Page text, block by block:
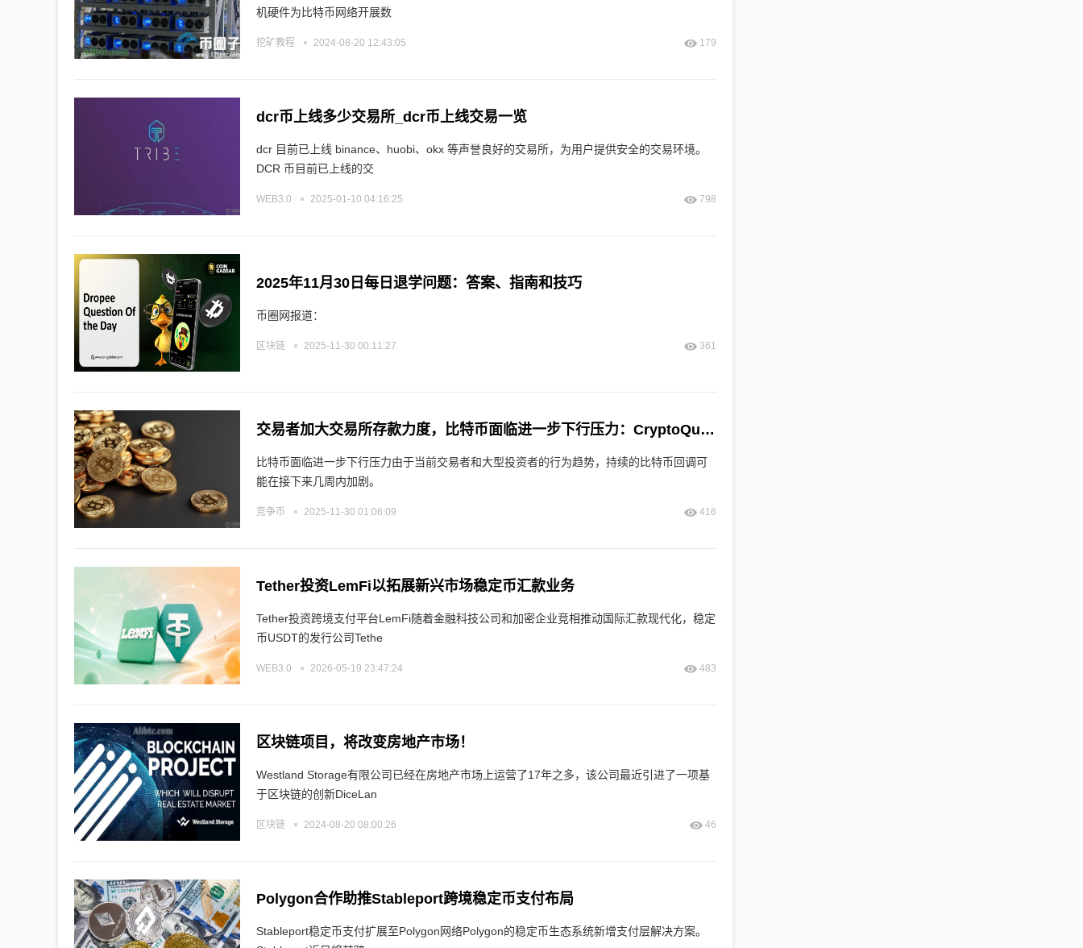
机硬件为比特币网络开展数
挖矿教程 2024-08-20 12:43:05 179
dcr币上线多少交易所_dcr币上线交易一览
dcr 目前已上线 binance、huobi、okx 等声誉良好的交易所，为用户提供安全的交易环境。
DCR 币目前已上线的交
WEB3.0 2025-01-10 04:16:25 798
2025年11月30日每日退学问题：答案、指南和技巧
币圈网报道：
区块链 2025-11-30 00:11:27 361
交易者加大交易所存款力度，比特币面临进一步下行压力：CryptoQuant
比特币面临进一步下行压力由于当前交易者和大型投资者的行为趋势，持续的比特币回调可
能在接下来几周内加剧。
竞争币 2025-11-30 01:06:09 416
Tether投资LemFi以拓展新兴市场稳定币汇款业务
Tether投资跨境支付平台LemFi随着金融科技公司和加密企业竞相推动国际汇款现代化，稳定
币USDT的发行公司Tethe
WEB3.0 2026-05-19 23:47:24 483
区块链项目，将改变房地产市场！
Westland Storage有限公司已经在房地产市场上运营了17年之多，该公司最近引进了一项基
于区块链的创新DiceLan
区块链 2024-08-20 08:00:26 46
Polygon合作助推Stableport跨境稳定币支付布局
Stableport稳定币支付扩展至Polygon网络Polygon的稳定币生态系统新增支付层解决方案。